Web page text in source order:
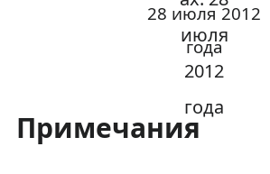
28 июля 2012
года
Примечания